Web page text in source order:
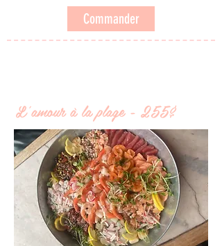
Commander
L'amour à la plage - 255$